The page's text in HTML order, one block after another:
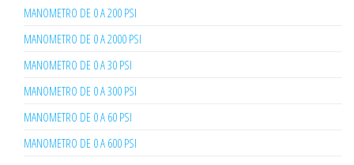
MANOMETRO DE 0 A 200 PSI
MANOMETRO DE 0 A 2000 PSI
MANOMETRO DE 0 A 30 PSI
MANOMETRO DE 0 A 300 PSI
MANOMETRO DE 0 A 60 PSI
MANOMETRO DE 0 A 600 PSI